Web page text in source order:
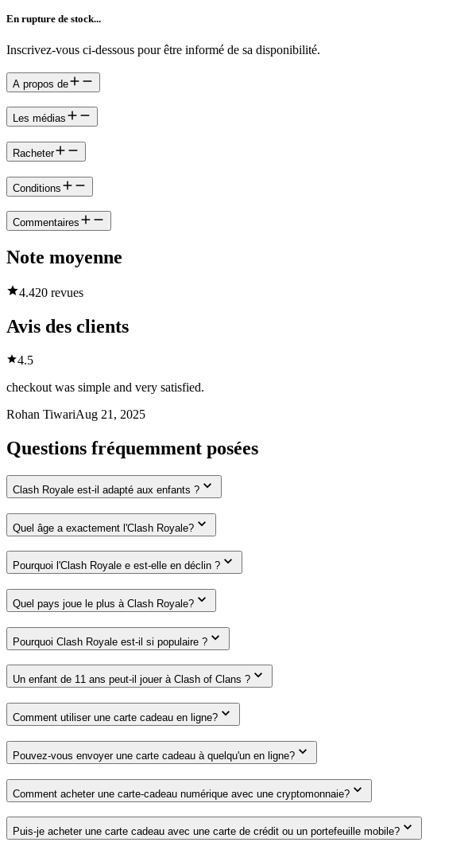
En rupture de stock...
Inscrivez-vous ci-dessous pour être informé de sa disponibilité.
A propos de
Les médias
Racheter
Conditions
Commentaires
Note moyenne
4.420 revues
Avis des clients
4.5
checkout was simple and very satisfied.
Rohan TiwariAug 21, 2025
Questions fréquemment posées
Clash Royale est-il adapté aux enfants ?
Quel âge a exactement l'Clash Royale?
Pourquoi l'Clash Royale e est-elle en déclin ?
Quel pays joue le plus à Clash Royale?
Pourquoi Clash Royale est-il si populaire ?
Un enfant de 11 ans peut-il jouer à Clash of Clans ?
Comment utiliser une carte cadeau en ligne?
Pouvez-vous envoyer une carte cadeau à quelqu'un en ligne?
Comment acheter une carte-cadeau numérique avec une cryptomonnaie?
Puis-je acheter une carte cadeau avec une carte de crédit ou un portefeuille mobile?